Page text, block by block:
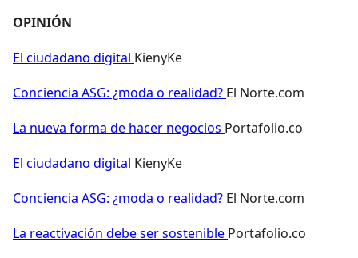
OPINIÓN
El ciudadano digital KienyKe
Conciencia ASG: ¿moda o realidad? El Norte.com
La nueva forma de hacer negocios Portafolio.co
El ciudadano digital KienyKe
Conciencia ASG: ¿moda o realidad? El Norte.com
La reactivación debe ser sostenible Portafolio.co